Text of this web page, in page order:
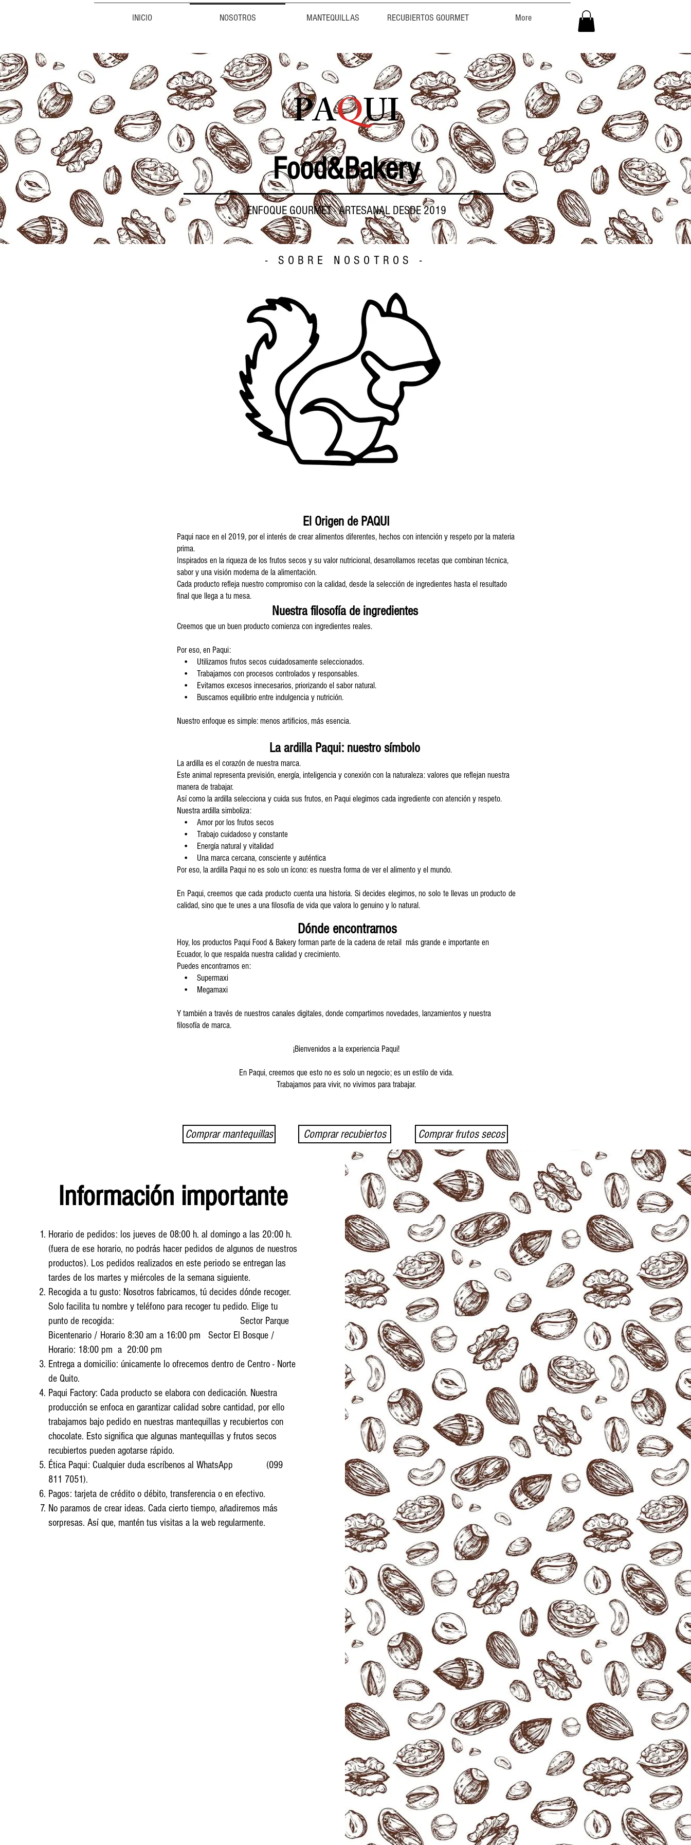
INICIO NOSOTROS MANTEQUILLAS RECUBIERTOS GOURMET More
PAQUI
Food&Bakery
ENFOQUE GOURMET - ARTESANAL DESDE 2019
- SOBRE NOSOTROS -
El Origen de PAQUI
Paqui nace en el 2019, por el interés de crear alimentos diferentes, hechos con intención y respeto por la materia
prima.
Inspirados en la riqueza de los frutos secos y su valor nutricional, desarrollamos recetas que combinan técnica,
sabor y una visión moderna de la alimentación.
Cada producto refleja nuestro compromiso con la calidad, desde la selección de ingredientes hasta el resultado
final que llega a tu mesa.
Nuestra filosofía de ingredientes
Creemos que un buen producto comienza con ingredientes reales.
Por eso, en Paqui:
• Utilizamos frutos secos cuidadosamente seleccionados.
• Trabajamos con procesos controlados y responsables.
• Evitamos excesos innecesarios, priorizando el sabor natural.
• Buscamos equilibrio entre indulgencia y nutrición.
Nuestro enfoque es simple: menos artificios, más esencia.
La ardilla Paqui: nuestro símbolo
La ardilla es el corazón de nuestra marca.
Este animal representa previsión, energía, inteligencia y conexión con la naturaleza: valores que reflejan nuestra
manera de trabajar.
Así como la ardilla selecciona y cuida sus frutos, en Paqui elegimos cada ingrediente con atención y respeto.
Nuestra ardilla simboliza:
• Amor por los frutos secos
• Trabajo cuidadoso y constante
• Energía natural y vitalidad
• Una marca cercana, consciente y auténtica
Por eso, la ardilla Paqui no es solo un ícono: es nuestra forma de ver el alimento y el mundo.
En Paqui, creemos que cada producto cuenta una historia. Si decides elegirnos, no solo te llevas un producto de
calidad, sino que te unes a una filosofía de vida que valora lo genuino y lo natural.
Dónde encontrarnos
Hoy, los productos Paqui Food & Bakery forman parte de la cadena de retail más grande e importante en
Ecuador, lo que respalda nuestra calidad y crecimiento.
Puedes encontrarnos en:
• Supermaxi
• Megamaxi
Y también a través de nuestros canales digitales, donde compartimos novedades, lanzamientos y nuestra
filosofía de marca.
¡Bienvenidos a la experiencia Paqui!
En Paqui, creemos que esto no es solo un negocio; es un estilo de vida.
Trabajamos para vivir, no vivimos para trabajar.
Comprar mantequillas Comprar recubiertos Comprar frutos secos
Información importante
Horario de pedidos: los jueves de 08:00 h. al domingo a las 20:00 h.
(fuera de ese horario, no podrás hacer pedidos de algunos de nuestros
productos). Los pedidos realizados en este periodo se entregan las
tardes de los martes y miércoles de la semana siguiente.
Recogida a tu gusto: Nosotros fabricamos, tú decides dónde recoger.
Solo facilita tu nombre y teléfono para recoger tu pedido. Elige tu
punto de recogida:
Sector Parque
Bicentenario/ Horario 8:30 am a 16:00 pm
Sector El Bosque /
Horario: 18:00 pm a 20:00 pm
Entrega a domicilio: únicamente lo ofrecemos dentro de Centro - Norte
de Quito.
Paqui Factory: Cada producto se elabora con dedicación. Nuestra
producción se enfoca en garantizar calidad sobre cantidad, por ello
trabajamos bajo pedido en nuestras mantequillas y recubiertos con
chocolate. Esto significa que algunas mantequillas y frutos secos
recubiertos pueden agotarse rápido.
Ética Paqui: Cualquier duda escríbenos al WhatsApp (099
811 7051).
Pagos: tarjeta de crédito o débito, transferencia o en efectivo.
No paramos de crear ideas. Cada cierto tiempo, añadiremos más
sorpresas. Así que, mantén tus visitas a la web regularmente.